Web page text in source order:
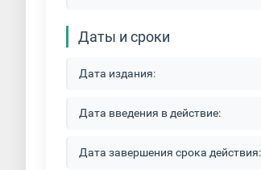
Даты и сроки
Дата издания:
Дата введения в действие:
Дата завершения срока действия: